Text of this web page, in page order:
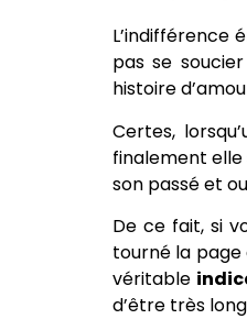
L’indifférence
pas se
histoire
Certes,
finalement elle
son passé et
De ce fait, si
tourné la page
véritable
d’être très